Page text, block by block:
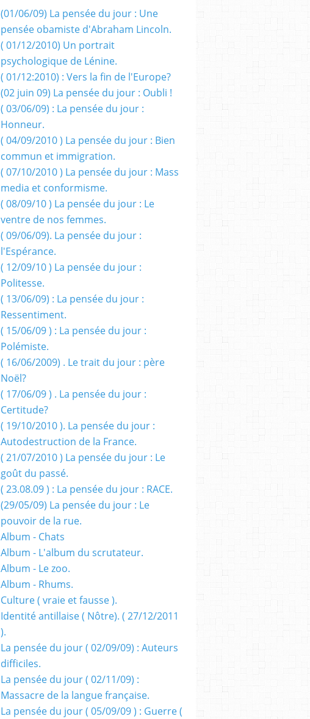
(01/06/09) La pensée du jour : Une
pensée obamiste d'Abraham Lincoln.
( 01/12/2010) Un portrait
psychologique de Lénine.
( 01/12:2010) : Vers la fin de l'Europe?
(02 juin 09) La pensée du jour : Oubli !
( 03/06/09) : La pensée du jour :
Honneur.
( 04/09/2010 ) La pensée du jour : Bien
commun et immigration.
( 07/10/2010 ) La pensée du jour : Mass
media et conformisme.
( 08/09/10 ) La pensée du jour : Le
ventre de nos femmes.
( 09/06/09). La pensée du jour :
l'Espérance.
( 12/09/10 ) La pensée du jour :
Politesse.
( 13/06/09) : La pensée du jour :
Ressentiment.
( 15/06/09 ) : La pensée du jour :
Polémiste.
( 16/06/2009) . Le trait du jour : père
Noël?
( 17/06/09 ) . La pensée du jour :
Certitude?
( 19/10/2010 ). La pensée du jour :
Autodestruction de la France.
( 21/07/2010 ) La pensée du jour : Le
goût du passé.
( 23.08.09 ) : La pensée du jour : RACE.
(29/05/09) La pensée du jour : Le
pouvoir de la rue.
Album - Chats
Album - L'album du scrutateur.
Album - Le zoo.
Album - Rhums.
Culture ( vraie et fausse ).
Identité antillaise ( Nôtre). ( 27/12/2011
).
La pensée du jour ( 02/09/09) : Auteurs
difficiles.
La pensée du jour ( 02/11/09) :
Massacre de la langue française.
La pensée du jour ( 05/09/09 ) : Guerre (